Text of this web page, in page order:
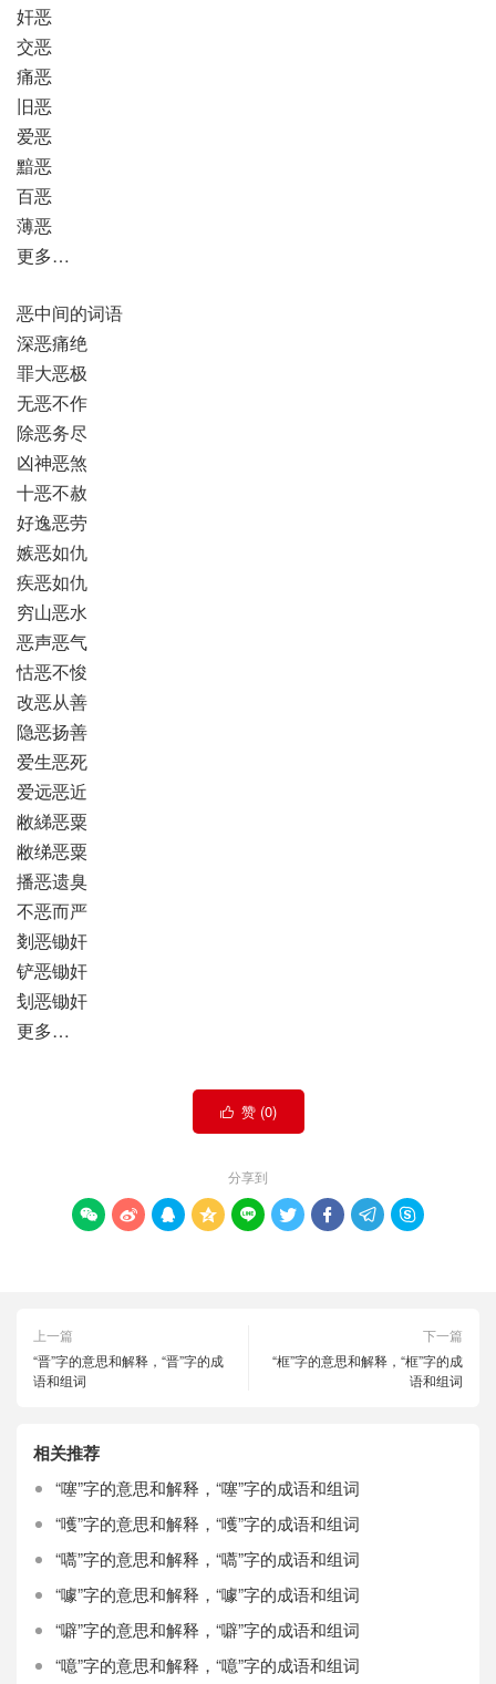
奸恶
交恶
痛恶
旧恶
爱恶
黯恶
百恶
薄恶
更多…
恶中间的词语
深恶痛绝
罪大恶极
无恶不作
除恶务尽
凶神恶煞
十恶不赦
好逸恶劳
嫉恶如仇
疾恶如仇
穷山恶水
恶声恶气
怙恶不悛
改恶从善
隐恶扬善
爱生恶死
爱远恶近
敝綈恶粟
敝绨恶粟
播恶遗臭
不恶而严
剗恶锄奸
铲恶锄奸
刬恶锄奸
更多…
 赞 (0)
分享到
        
上一篇
“晋”字的意思和解释，“晋”字的成
语和组词
下一篇
“框”字的意思和解释，“框”字的成
语和组词
相关推荐
“噻”字的意思和解释，“噻”字的成语和组词
“嚄”字的意思和解释，“嚄”字的成语和组词
“嚆”字的意思和解释，“嚆”字的成语和组词
“噱”字的意思和解释，“噱”字的成语和组词
“噼”字的意思和解释，“噼”字的成语和组词
“噫”字的意思和解释，“噫”字的成语和组词